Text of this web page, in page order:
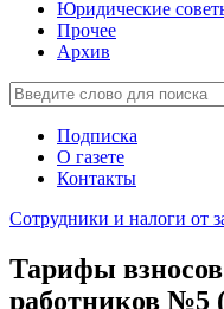
Юридические
Прочее
Архив
Подписка
О газете
Контакты
Сотрудники и налоги от
Тарифы
работников №5